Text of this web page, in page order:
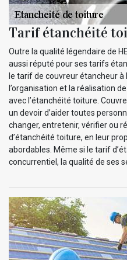
Tarif étanchéité
Outre la qualité légendaire de
aussi réputé pour ses tarifs
le tarif de couvreur étancheur à
l’organisation et la réalisation
avec l’étanchéité toiture.
un devoir d’aider toutes
changer, entretenir, vérifier ou
d’étanchéité toiture, en leur
abordables. Même si le tarif
concurrentiel, la qualité de ses